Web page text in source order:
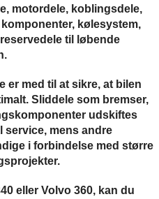
motordele, koblingsdele,
kølesystem,
til løbende
er med til at sikre, at bilen
Sliddele som bremser,
udskiftes
service, mens andre
i forbindelse med større
eller Volvo 360, kan du